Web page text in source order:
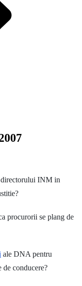
directorului INM in
procurorii se plang de
ale DNA pentru
conducere?